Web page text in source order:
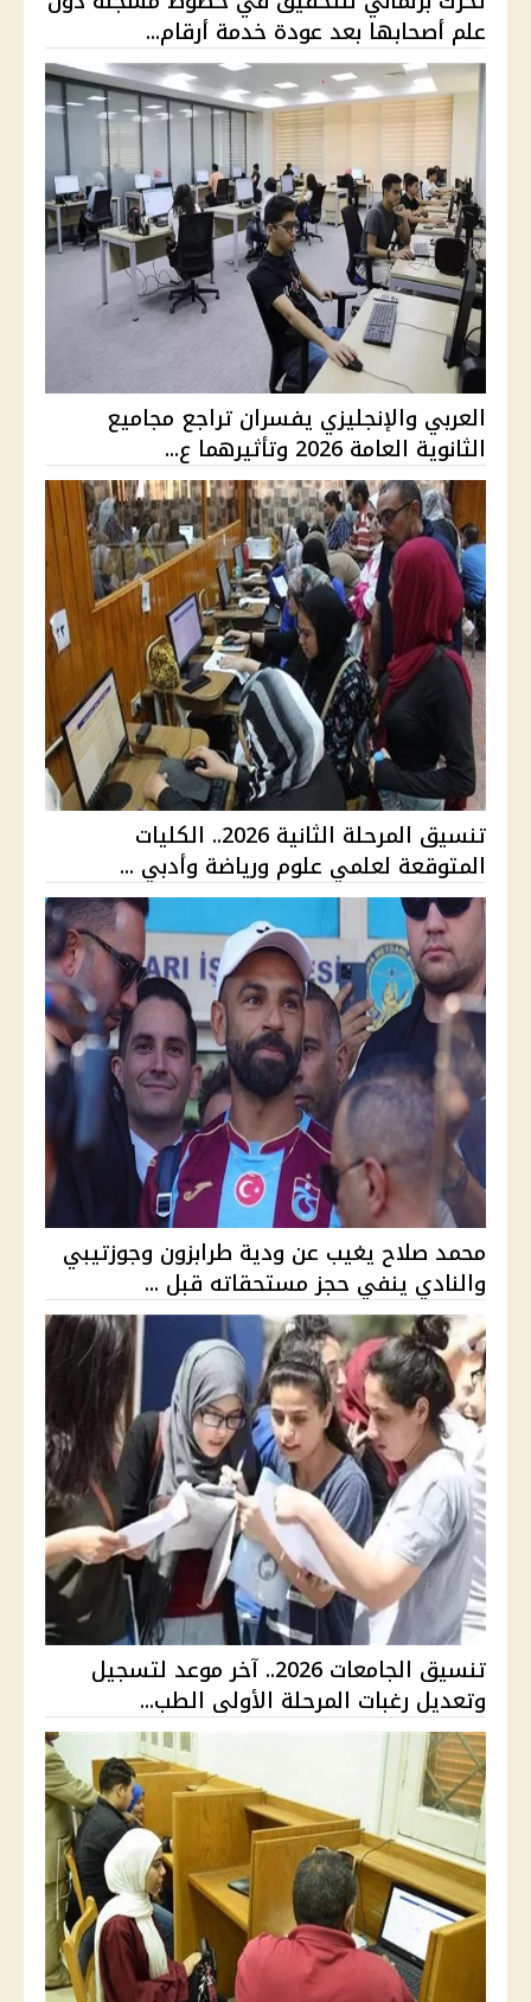
علم أصحابها بعد عودة خدمة أرقام...
العربي والإنجليزي يفسران تراجع مجاميع
الثانوية العامة 2026 وتأثيرهما ع...
تنسيق المرحلة الثانية 2026.. الكليات
المتوقعة لعلمي علوم ورياضة وأدبي ...
محمد صلاح يغيب عن ودية طرابزون وجوزتيبي
والنادي ينفي حجز مستحقاته قبل ...
تنسيق الجامعات 2026.. آخر موعد لتسجيل
وتعديل رغبات المرحلة الأولى الطب...